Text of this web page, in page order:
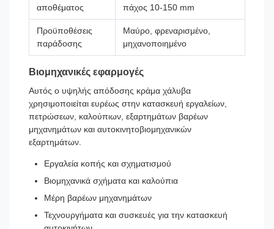
αποθέματος
πάχος 10-150 mm
Προϋποθέσεις
παράδοσης
Μαύρο, φρεναρισμένο,
μηχανοποιημένο
Βιομηχανικές εφαρμογές
Αυτός ο υψηλής απόδοσης κράμα χάλυβα
χρησιμοποιείται ευρέως στην κατασκευή εργαλείων,
πετρώσεων, καλούπιων, εξαρτημάτων βαρέων
μηχανημάτων και αυτοκινητοβιομηχανικών
εξαρτημάτων.
Εργαλεία κοπής και σχηματισμού
Βιομηχανικά σχήματα και καλούπια
Μέρη βαρέων μηχανημάτων
Τεχνουργήματα και συσκευές για την κατασκευή